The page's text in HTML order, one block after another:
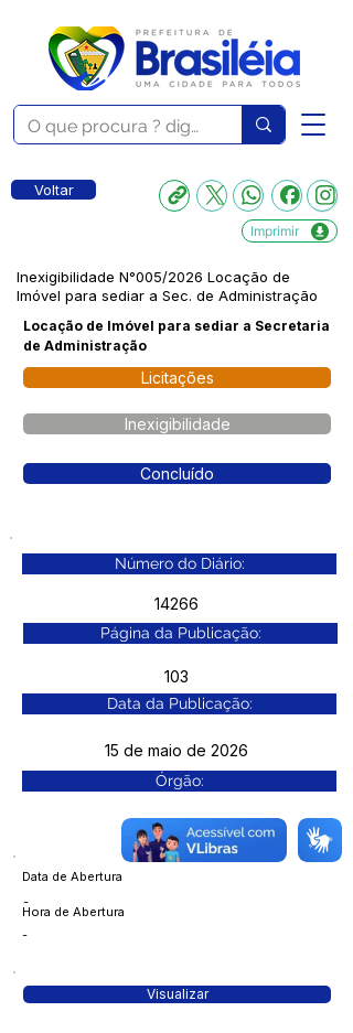
Voltar
Imprimir
Inexigibilidade N°005/2026 Locação de
Imóvel para sediar a Sec. de Administração
Locação de Imóvel para sediar a Secretaria
de Administração
Licitações
Inexigibilidade
Concluído
Número do Diário:
14266
Página da Publicação:
103
Data da Publicação:
15 de maio de 2026
Órgão:
Data de Abertura
-
Hora de Abertura
-
Visualizar